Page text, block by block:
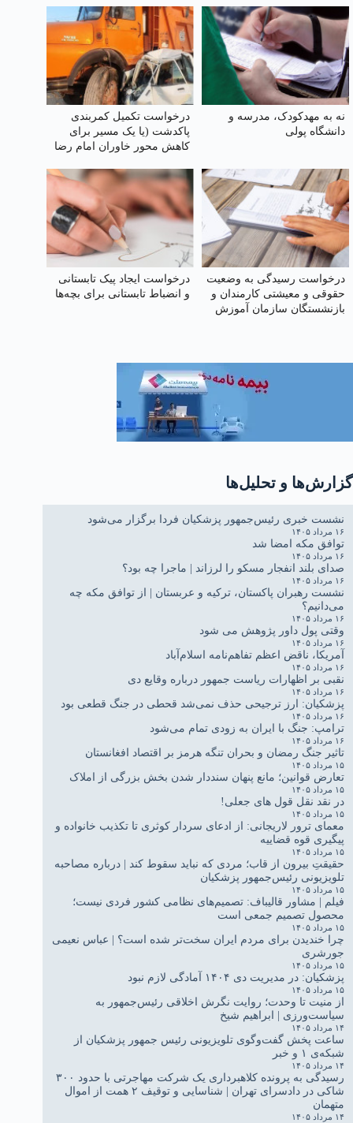
نه به مهدکودک، مدرسه و
دانشگاه پولی
درخواست تکمیل کمربندی
پاکدشت (یا یک مسیر برای
کاهش محور خاوران امام رضا
درخواست رسیدگی به وضعیت
حقوقی و معیشتی کارمندان و
بازنشستگان سازمان آموزش
درخواست ایجاد پیک تابستانی
و انضباط تابستانی برای بچه‌ها
گزارش‌ها و تحلیل‌ها
نشست خبری رئیس‌جمهور پزشکیان فردا برگزار می‌شود
۱۶ مرداد ۱۴۰۵
توافق مکه امضا شد
۱۶ مرداد ۱۴۰۵
صدای بلند انفجار مسکو را لرزاند | ماجرا چه بود؟
۱۶ مرداد ۱۴۰۵
نشست رهبران پاکستان، ترکیه و عربستان | از توافق مکه چه
می‌دانیم؟
۱۶ مرداد ۱۴۰۵
وقتی پول داور پژوهش می شود
۱۶ مرداد ۱۴۰۵
آمریکا، ناقض اعظم تفاهم‌نامه اسلام‌آباد
۱۶ مرداد ۱۴۰۵
نقبی بر اظهارات ریاست جمهور درباره وقایع دی
۱۶ مرداد ۱۴۰۵
پزشکیان: ارز ترجیحی حذف نمی‌شد قحطی در جنگ قطعی بود
۱۶ مرداد ۱۴۰۵
ترامپ: جنگ با ایران به زودی تمام می‌شود
۱۶ مرداد ۱۴۰۵
تاثیر جنگ رمضان و بحران تنگه هرمز بر اقتصاد افغانستان
۱۵ مرداد ۱۴۰۵
تعارض قوانین؛ مانع پنهان سنددار شدن بخش بزرگی از املاک
۱۵ مرداد ۱۴۰۵
در نقد نقل قول های جعلی!
۱۵ مرداد ۱۴۰۵
معمای ترور لاریجانی: از ادعای سردار کوثری تا تکذیب خانواده و
پیگیری قوه قضاییه
۱۵ مرداد ۱۴۰۵
حقیقتِ بیرون از قاب؛ مردی که نباید سقوط کند | درباره مصاحبه
تلویزیونی رئیس‌جمهور پزشکیان
۱۵ مرداد ۱۴۰۵
فیلم | مشاور قالیباف: تصمیم‌های نظامی کشور فردی نیست؛
محصول تصمیم جمعی است
۱۵ مرداد ۱۴۰۵
چرا خندیدن برای مردم ایران سخت‌تر شده است؟ | عباس نعیمی
جورشری
۱۵ مرداد ۱۴۰۵
پزشکیان: در مدیریت دی ۱۴۰۴ آمادگی لازم نبود
۱۵ مرداد ۱۴۰۵
از منیت تا وحدت؛ روایت نگرش اخلاقی رئیس‌جمهور به
سیاست‌ورزی | ابراهیم شیخ
۱۴ مرداد ۱۴۰۵
ساعت پخش گفت‌وگوی تلویزیونی رئیس جمهور پزشکیان از
شبکه‌ی ۱ و خبر
۱۴ مرداد ۱۴۰۵
رسیدگی به پرونده کلاهبرداری یک شرکت مهاجرتی با حدود ۳۰۰
شاکی در دادسرای تهران | شناسایی و توقیف ۲ همت از اموال
متهمان
۱۴ مرداد ۱۴۰۵